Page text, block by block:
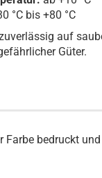
°C bis +80 °C
auf
Güter.
Farbe bedruckt